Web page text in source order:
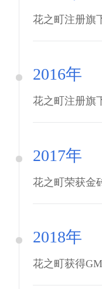
花之町注册旗
2016年
花之町注册旗
2017年
花之町荣获金
2018年
花之町获得